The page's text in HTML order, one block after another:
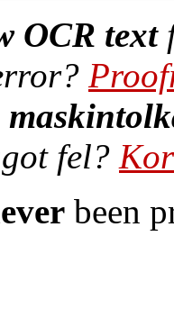
OCR text
fel?
been